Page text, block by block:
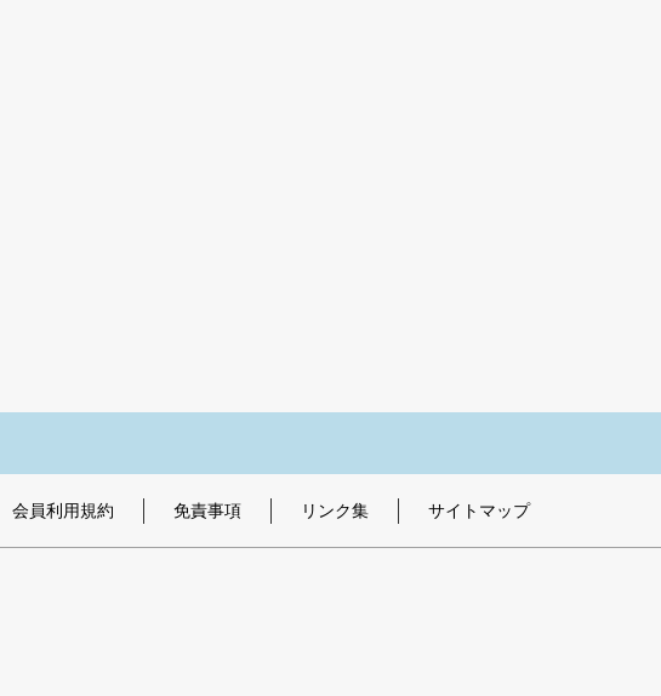
会員利用規約 免責事項 リンク集 サイトマップ